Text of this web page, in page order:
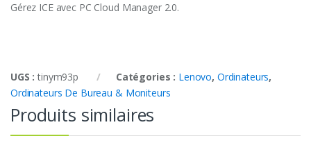
Gérez ICE avec PC Cloud Manager 2.0.
UGS :tinym93p Catégories : Lenovo, Ordinateurs,
Ordinateurs De Bureau & Moniteurs
Produits similaires